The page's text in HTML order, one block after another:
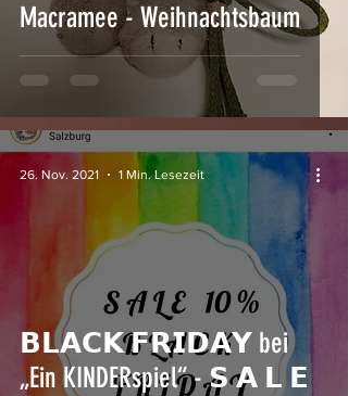
Macramee - Weihnachtsbaum
𝗕𝗟𝗔𝗖𝗞 𝗙𝗥𝗜𝗗𝗔𝗬 bei
„Ein KINDERspiel“ - 𝗦 𝗔 𝗟 𝗘
26. Nov. 2021 1 Min. Lesezeit